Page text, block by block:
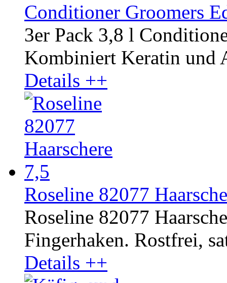
Conditioner Groomers
3er Pack 3,8 l
Kombiniert Keratin und
Details ++
Roseline 82077
Roseline 82077
Fingerhaken. Rostfrei,
Details ++